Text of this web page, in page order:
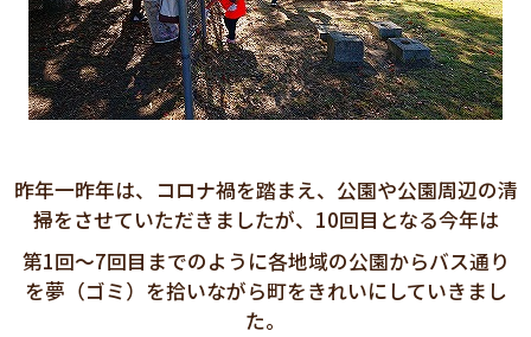
昨年一昨年は、コロナ禍を踏まえ、公園や公園周辺の清
掃をさせていただきましたが、10回目となる今年は
第1回～7回目までのように各地域の公園からバス通り
を夢（ゴミ）を拾いながら町をきれいにしていきまし
た。